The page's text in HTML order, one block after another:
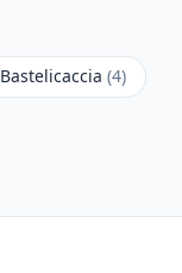
Bastelicaccia (4)